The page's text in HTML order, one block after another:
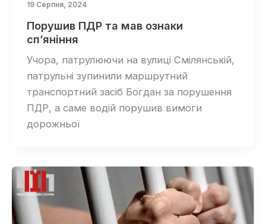
19 Серпня, 2024
Порушив ПДР та мав ознаки
сп’яніння
Учора, патрулюючи на вулиці Смілянській,
патрульні зупинили маршрутний
транспортний засіб Богдан за порушення
ПДР, а саме водій порушив вимоги
дорожньої